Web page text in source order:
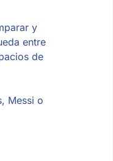
y
entre
de
Messi o